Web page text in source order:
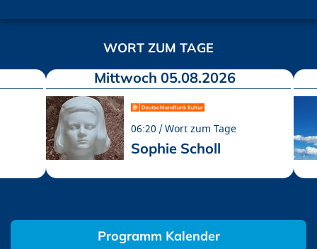
WORT ZUM TAGE
Mittwoch 05.08.2026
06:20 Wort zum Tage
Sophie Scholl
Programm Kalender